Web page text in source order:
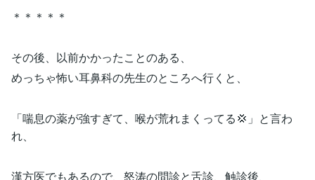
＊＊＊＊＊
その後、以前かかったことのある、
めっちゃ怖い耳鼻科の先生のところへ行くと、
「喘息の薬が強すぎて、喉が荒れまくってる💢」と言わ
れ、
漢方医でもあるので、怒涛の問診と舌診、触診後、